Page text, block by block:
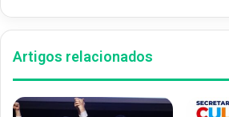
Artigos relacionados